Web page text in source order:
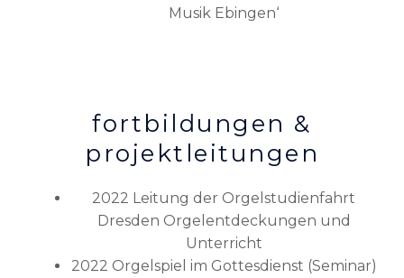
Musik Ebingen‘
fortbildungen &
projektleitungen
2022 Leitung der Orgelstudienfahrt
Dresden Orgelentdeckungen und
Unterricht
2022 Orgelspiel im Gottesdienst (Seminar)